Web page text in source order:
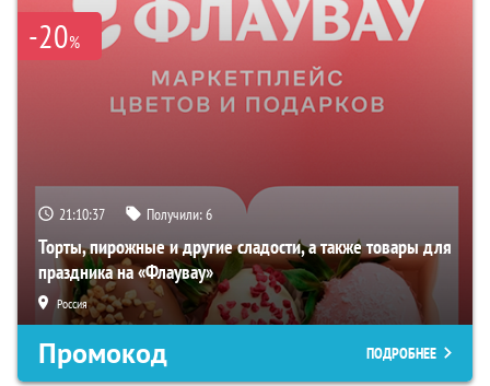
-20%
21:10:36 Получили:6
Торты, пирожные и другие сладости, а также товары для
праздника на «Флаувау»
Россия
Промокод ПОДРОБНЕЕ